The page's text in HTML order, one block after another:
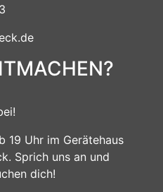
19 Uhr im Gerätehaus
Sprich uns an und
dich!